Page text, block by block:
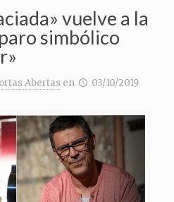
vuelve a la
simbólico
Abertas en 03/10/2019